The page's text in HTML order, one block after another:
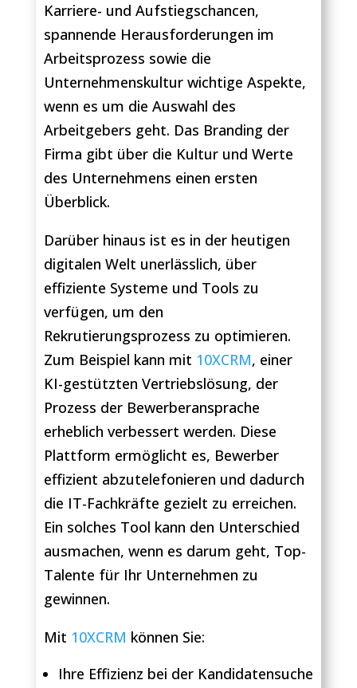
Karriere- und Aufstiegschancen,
spannende Herausforderungen im
Arbeitsprozess sowie die
Unternehmenskultur wichtige Aspekte,
wenn es um die Auswahl des
Arbeitgebers geht. Das Branding der
Firma gibt über die Kultur und Werte
des Unternehmens einen ersten
Überblick.
Darüber hinaus ist es in der heutigen
digitalen Welt unerlässlich, über
effiziente Systeme und Tools zu
verfügen, um den
Rekrutierungsprozess zu optimieren.
Zum Beispiel kann mit 10XCRM, einer
KI-gestützten Vertriebslösung, der
Prozess der Bewerberansprache
erheblich verbessert werden. Diese
Plattform ermöglicht es, Bewerber
effizient abzutelefonieren und dadurch
die IT-Fachkräfte gezielt zu erreichen.
Ein solches Tool kann den Unterschied
ausmachen, wenn es darum geht, Top-
Talente für Ihr Unternehmen zu
gewinnen.
Mit 10XCRM können Sie:
Ihre Effizienz bei der Kandidatensuche